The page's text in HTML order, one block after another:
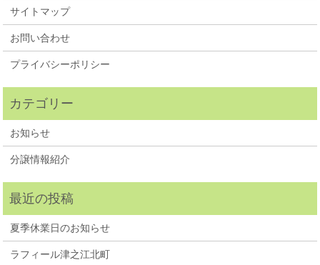
サイトマップ
お問い合わせ
プライバシーポリシー
お知らせ
分譲情報紹介
夏季休業日のお知らせ
ラフィール津之江北町